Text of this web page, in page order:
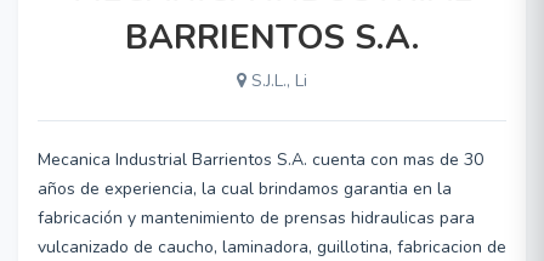
BARRIENTOS S.A.
S.J.L., Li
Mecanica Industrial Barrientos S.A. cuenta con mas de 30
años de experiencia, la cual brindamos garantia en la
fabricación y mantenimiento de prensas hidraulicas para
vulcanizado de caucho, laminadora, guillotina, fabricacion de